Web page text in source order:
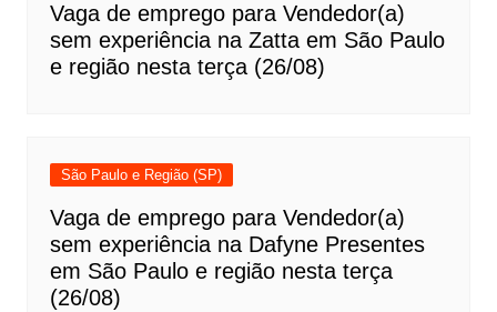
Vaga de emprego para Vendedor(a)
sem experiência na Zatta em São Paulo
e região nesta terça (26/08)
São Paulo e Região (SP)
Vaga de emprego para Vendedor(a)
sem experiência na Dafyne Presentes
em São Paulo e região nesta terça
(26/08)